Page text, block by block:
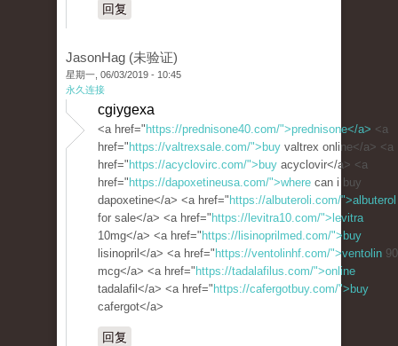
回复
JasonHag (未验证)
星期一, 06/03/2019 - 10:45
永久连接
cgiygexa
<a href=" https://prednisone40.com/">prednisone</a> <a
href=" https://valtrexsale.com/">buy valtrex online</a> <a
href=" https://acyclovirc.com/">buy acyclovir</a> <a
href=" https://dapoxetineusa.com/">where can i buy
dapoxetine</a> <a href=" https://albuteroli.com/">albuterol
for sale</a> <a href=" https://levitra10.com/">levitra
10mg</a> <a href=" https://lisinoprilmed.com/">buy
lisinopril</a> <a href=" https://ventolinhf.com/">ventolin 90
mcg</a> <a href=" https://tadalafilus.com/">online
tadalafil</a> <a href=" https://cafergotbuy.com/">buy
cafergot</a>
回复